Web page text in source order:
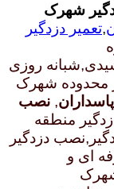
شهرک
,تعمیر دزدگیر
وحید جمشیدی,شبانه روزی
محدوده شهرک
, نصب
منطقه
دزدگیر
ای و